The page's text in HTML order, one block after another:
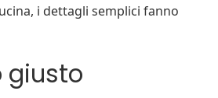
i dettagli semplici fanno
giusto